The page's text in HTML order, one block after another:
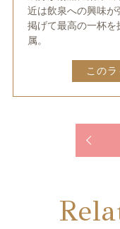
近は飲泉への興味が
掲げて最高の一杯
属。
この